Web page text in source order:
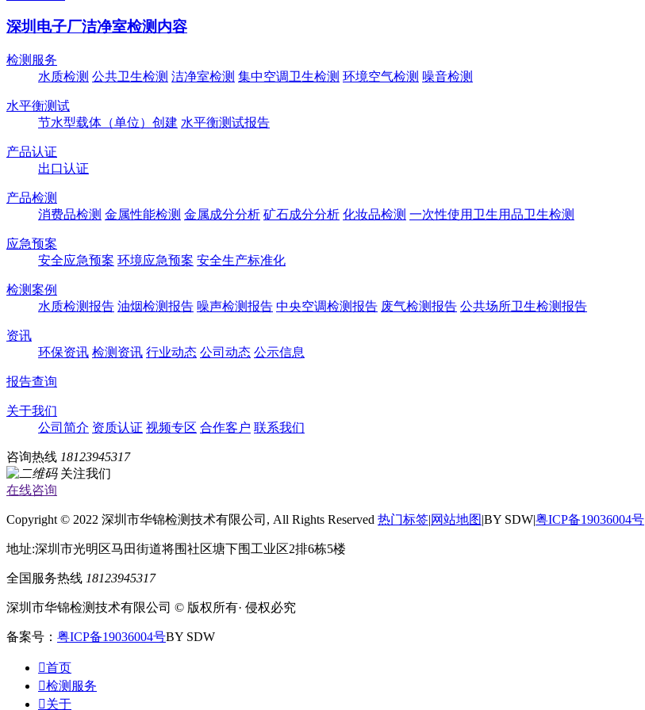
深圳电子厂洁净室检测内容
检测服务
水质检测 公共卫生检测 洁净室检测 集中空调卫生检测 环境空气检测 噪音检测
水平衡测试
节水型载体（单位）创建 水平衡测试报告
产品认证
出口认证
产品检测
消费品检测 金属性能检测 金属成分分析 矿石成分分析 化妆品检测 一次性使用卫生用品卫生检测
应急预案
安全应急预案 环境应急预案 安全生产标准化
检测案例
水质检测报告 油烟检测报告 噪声检测报告 中央空调检测报告 废气检测报告 公共场所卫生检测报告
资讯
环保资讯 检测资讯 行业动态 公司动态 公示信息
报告查询
关于我们
公司简介 资质认证 视频专区 合作客户 联系我们
咨询热线 18123945317
关注我们
在线咨询
Copyright © 2022 深圳市华锦检测技术有限公司, All Rights Reserved 热门标签|网站地图|BY SDW|粤ICP备19036004号
地址:深圳市光明区马田街道将围社区塘下围工业区2排6栋5楼
全国服务热线 18123945317
深圳市华锦检测技术有限公司 © 版权所有· 侵权必究
备案号： 粤ICP备19036004号BY SDW
首页
检测服务
关于